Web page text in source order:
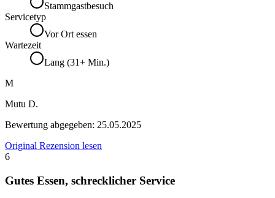
Stammgastbesuch
Servicetyp
Vor Ort essen
Wartezeit
Lang (31+ Min.)
M
Mutu D.
Bewertung abgegeben: 25.05.2025
Original Rezension lesen
6
Gutes Essen, schrecklicher Service